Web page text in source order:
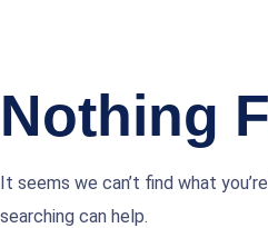
Nothing
It seems we can’t find what
searching can help.